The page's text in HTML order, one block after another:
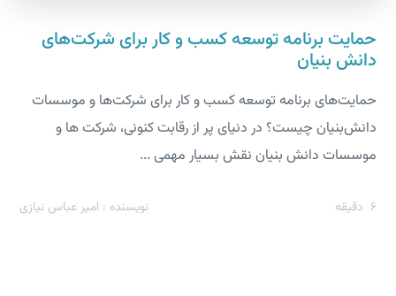
حمایت برنامه توسعه کسب و کار برای شرکت‌های
دانش بنیان
حمایت‌های برنامه توسعه کسب و کار برای شرکت‌ها و موسسات
دانش‌بنیان چیست؟ در دنیای پر از رقابت کنونی، شرکت ها و
موسسات دانش بنیان نقش بسیار مهمی ...
6 دقیقه نویسنده : امیر عباس نیازی